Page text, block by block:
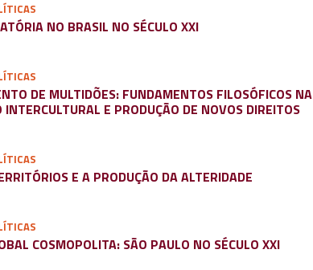
NO BRASIL NO SÉCULO XXI
DE MULTIDÕES: FUNDAMENTOS FILOSÓFICOS NA
E PRODUÇÃO DE NOVOS DIREITOS
E A PRODUÇÃO DA ALTERIDADE
COSMOPOLITA: SÃO PAULO NO SÉCULO XXI